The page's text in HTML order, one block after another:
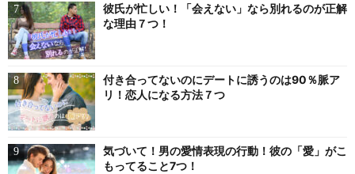
彼氏が忙しい！「会えない」なら別れるのが正解
な理由７つ！
付き合ってないのにデートに誘うのは90％脈ア
リ！恋人になる方法７つ
気づいて！男の愛情表現の行動！彼の「愛」がこ
もってること7つ！